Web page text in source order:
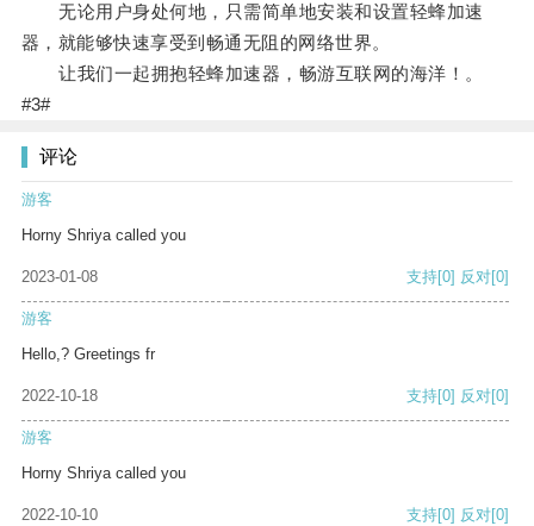
无论用户身处何地，只需简单地安装和设置轻蜂加速
器，就能够快速享受到畅通无阻的网络世界。
让我们一起拥抱轻蜂加速器，畅游互联网的海洋！。
#3#
评论
游客
Horny Shriya called you
2023-01-08 支持[0] 反对[0]
游客
Hello,? Greetings fr
2022-10-18 支持[0] 反对[0]
游客
Horny Shriya called you
2022-10-10 支持[0] 反对[0]